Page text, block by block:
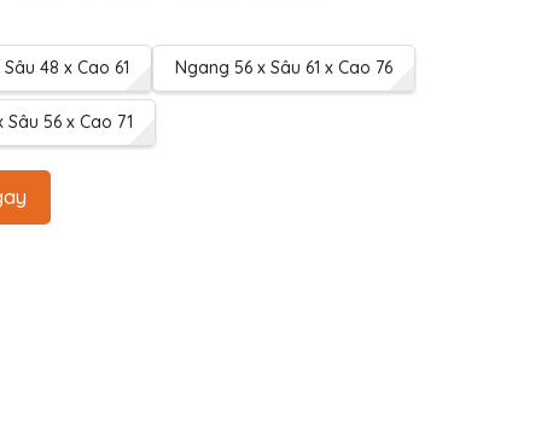
48 x Cao 61
Ngang 56 x Sâu 61 x Cao 76
56 x Cao 71